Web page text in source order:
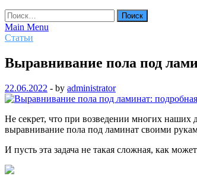
Найти:
Main Menu
Статьи
Выравнивание пола под
22.06.2022 - by administrator
Не секрет, что при возведении многих наших
выравнивание пола под ламинат своими
И пусть эта задача не такая сложная, как